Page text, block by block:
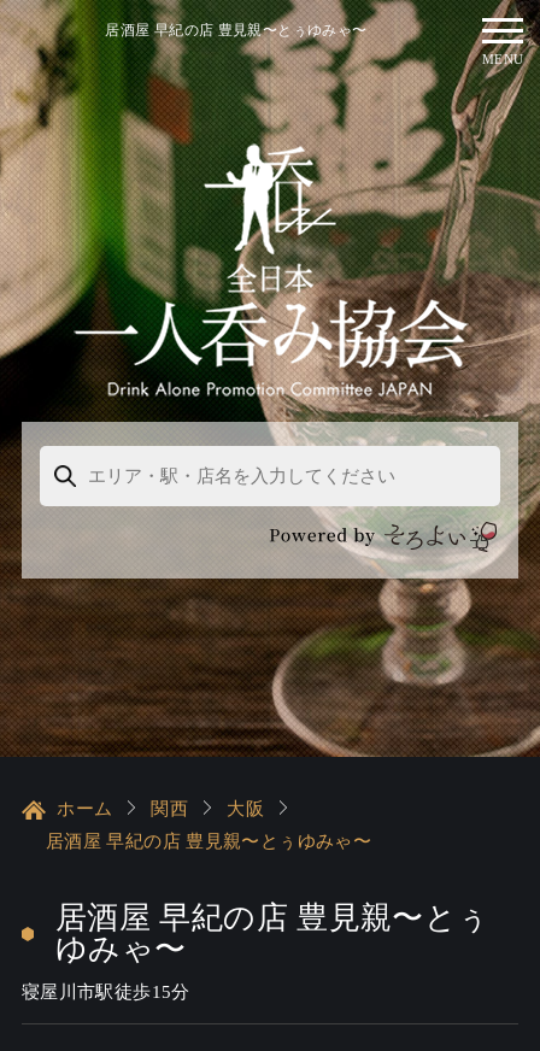
居酒屋 早紀の店 豊見親〜とぅゆみゃ〜
MENU
ホーム 関西
大阪
居酒屋 早紀の店 豊見親〜とぅゆみゃ〜
居酒屋 早紀の店 豊見親〜とぅ
ゆみゃ〜
寝屋川市駅徒歩15分